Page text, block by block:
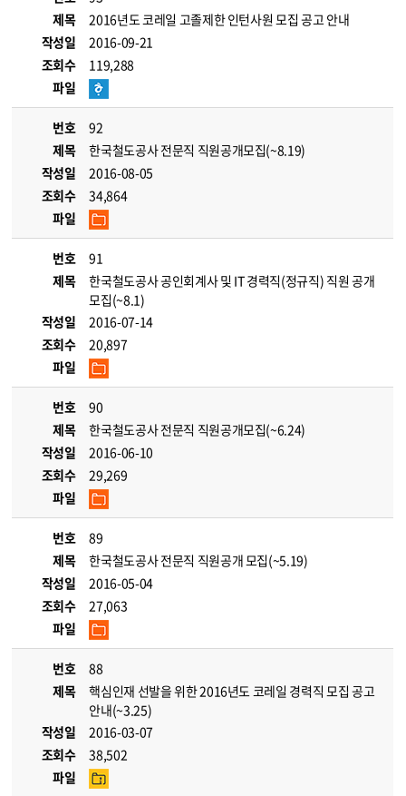
제목
2016년도 코레일 고졸제한 인턴사원 모집 공고 안내
작성일
2016-09-21
조회수
119,288
파일
번호
92
제목
한국철도공사 전문직 직원공개모집(~8.19)
작성일
2016-08-05
조회수
34,864
파일
번호
91
제목
한국철도공사 공인회계사 및 IT 경력직(정규직) 직원 공개
모집(~8.1)
작성일
2016-07-14
조회수
20,897
파일
번호
90
제목
한국철도공사 전문직 직원공개모집(~6.24)
작성일
2016-06-10
조회수
29,269
파일
번호
89
제목
한국철도공사 전문직 직원공개 모집(~5.19)
작성일
2016-05-04
조회수
27,063
파일
번호
88
제목
핵심인재 선발을 위한 2016년도 코레일 경력직 모집 공고
안내(~3.25)
작성일
2016-03-07
조회수
38,502
파일